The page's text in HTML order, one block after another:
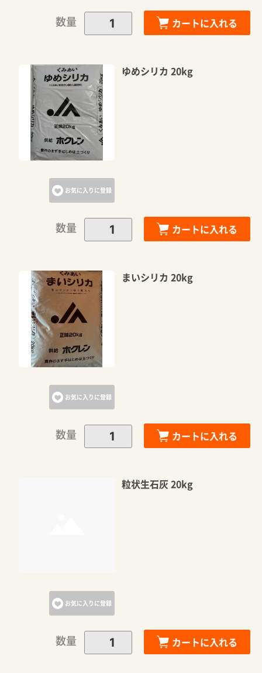
数量 カートに入れる
お気に入りに登録
ゆめシリカ 20kg
数量 カートに入れる
お気に入りに登録
まいシリカ 20kg
数量 カートに入れる
お気に入りに登録
粒状生石灰 20kg
数量 カートに入れる